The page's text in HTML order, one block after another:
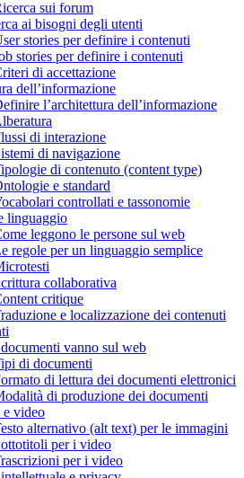
sui forum
ai bisogni degli utenti
stories per definire i contenuti
stories per definire i contenuti
di accettazione
dell’informazione
l’architettura dell’informazione
di interazione
di navigazione
di contenuto (content type)
e standard
controllati e tassonomie
linguaggio
leggono le persone sul web
regole per un linguaggio semplice
collaborativa
critique
e localizzazione dei contenuti
vanno sul web
di documenti
di lettura dei documenti elettronici
di produzione dei documenti
video
alternativo (alt text) per le immagini
per i video
per i video